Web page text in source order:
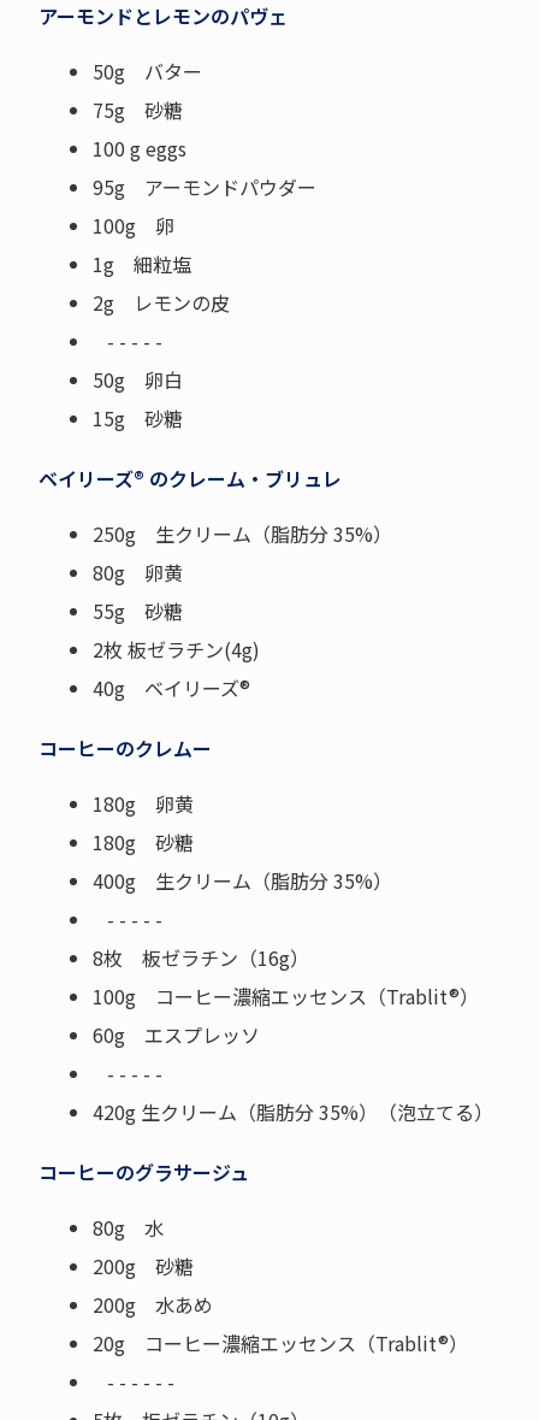
アーモンドとレモンのパヴェ
50g バター
75g 砂糖
100 g eggs
95g アーモンドパウダー
100g 卵
1g 細粒塩
2g レモンの皮
- - - - -
50g 卵白
15g 砂糖
ベイリーズ® のクレーム・ブリュレ
250g 生クリーム（脂肪分 35%）
80g 卵黄
55g 砂糖
2枚 板ゼラチン(4g)
40g ベイリーズ®
コーヒーのクレムー
180g 卵黄
180g 砂糖
400g 生クリーム（脂肪分 35%）
- - - - -
8枚 板ゼラチン（16g）
100g コーヒー濃縮エッセンス（Trablit®）
60g エスプレッソ
- - - - -
420g 生クリーム（脂肪分 35%）（泡立てる）
コーヒーのグラサージュ
80g 水
200g 砂糖
200g 水あめ
20g コーヒー濃縮エッセンス（Trablit®）
- - - - - -